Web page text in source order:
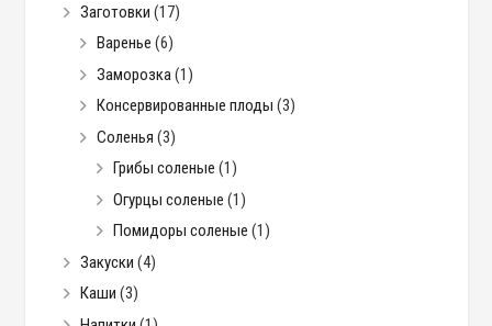
Заготовки (17)
Варенье (6)
Заморозка(1)
Консервированные плоды (3)
Соленья (3)
Грибы соленые (1)
Огурцы соленые (1)
Помидоры соленые (1)
Закуски (4)
Каши (3)